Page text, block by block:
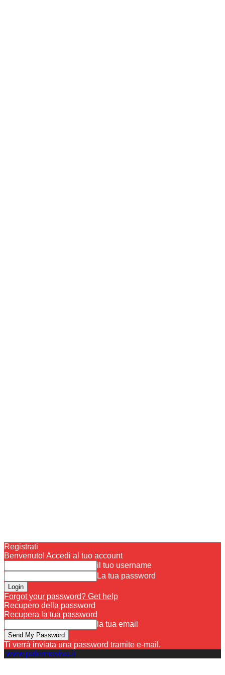
Registrati
Benvenuto! Accedi al tuo account
il tuo username
La tua password
Forgot your password? Get help
Recupero della password
Recupera la tua password
la tua email
Ti verrà inviata una password tramite e-mail.
www.palermoviva.it